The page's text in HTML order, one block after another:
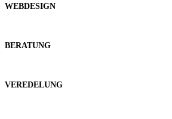
WEBDESIGN
BERATUNG
VEREDELUNG